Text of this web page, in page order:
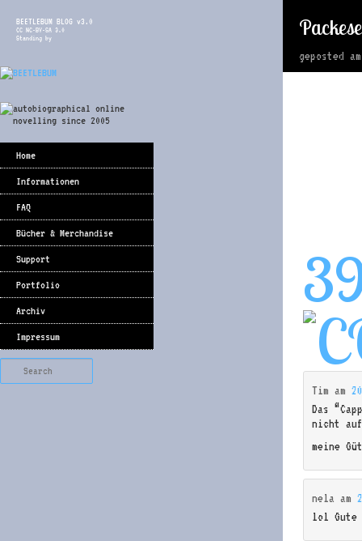
BEETLEBUM BLOG v3.0
CC NC-BY-SA 3.0
Standing by
Home
Informationen
FAQ
Bücher & Merchandise
Support
Portfolio
Archiv
Impressum
geposted
Tim am
Das
nicht
meine
nela am
lol Gute